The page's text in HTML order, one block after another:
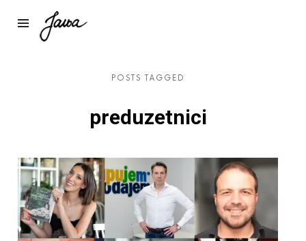
Janja
POSTS TAGGED
preduzetnici
X